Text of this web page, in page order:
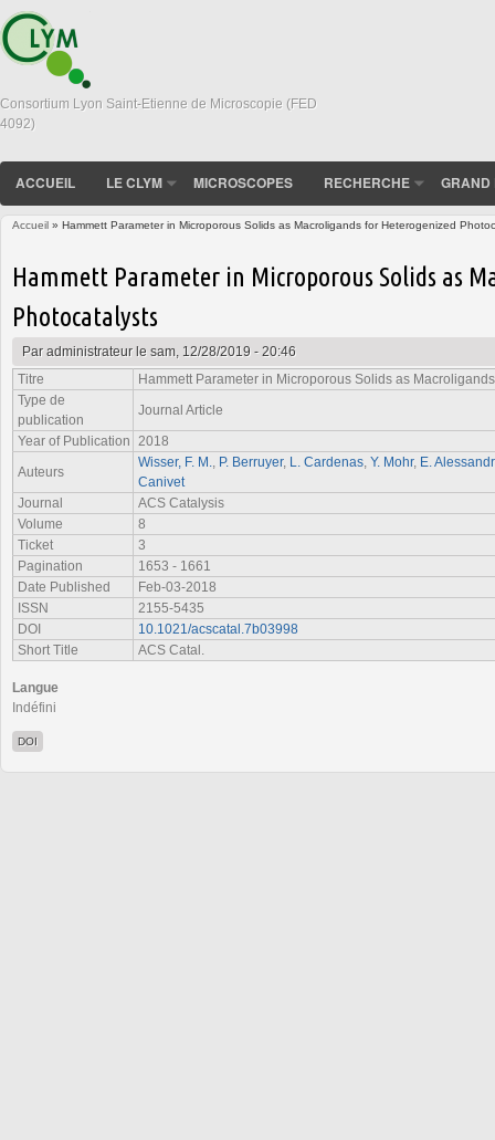
Consortium Lyon Saint-Etienne de Microscopie (FED
4092)
ACCUEIL LE CLYM MICROSCOPES RECHERCHE GRAND
Accueil » Hammett Parameter in Microporous Solids as Macroligands for Heterogenized
Hammett Parameter in Microporous Solids as
Photocatalysts
Paradministrateurle sam, 12/28/2019 - 20:46
Titre
Hammett Parameter in Microporous Solids as
Type de
publication
Journal Article
Year of Publication
2018
Auteurs
Wisser, F. M. P. Berruyer, L. Cardenas Y. Mohr, E.
Canivet
Journal
ACS Catalysis
Volume
8
Ticket
3
Pagination
1653 - 1661
Date Published
Feb-03-2018
ISSN
2155-5435
DOI
10.1021/acscatal.7b03998
Short Title
ACS Catal.
Langue
Indéfini
DOI